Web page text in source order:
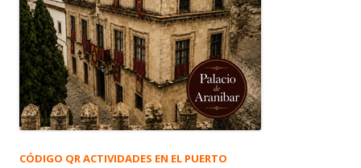
CÓDIGO QR ACTIVIDADES EN EL PUERTO